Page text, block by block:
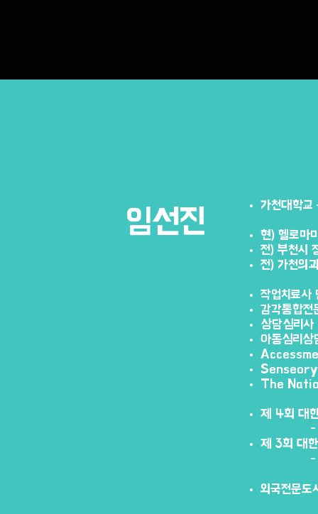
임선진 가천대학교
현) 헬로마
전) 부천시
전) 가천의
작업치료사
감각통합전
상담심리사
아동심리상
The
제 4회 대
- 감각통
제 3회 대
- 아동의
외국전문